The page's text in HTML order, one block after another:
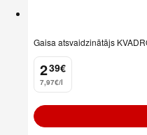
Gaisa atsvaidzinātājs
2
. 39€
7,97€/l